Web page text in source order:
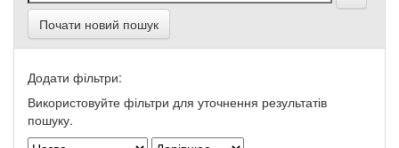
Почати новий пошук
Додати фільтри:
Використовуйте фільтри для уточнення результатів
пошуку.